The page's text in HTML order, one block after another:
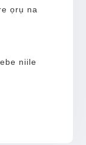
ọrụ na
niile